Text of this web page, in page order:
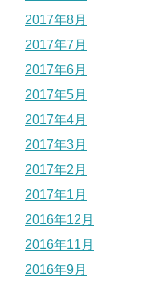
2017年8月
2017年7月
2017年6月
2017年5月
2017年4月
2017年3月
2017年2月
2017年1月
2016年12月
2016年11月
2016年9月